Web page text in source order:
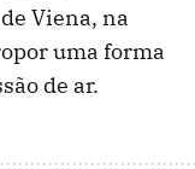
Viena, na
uma forma
de ar.